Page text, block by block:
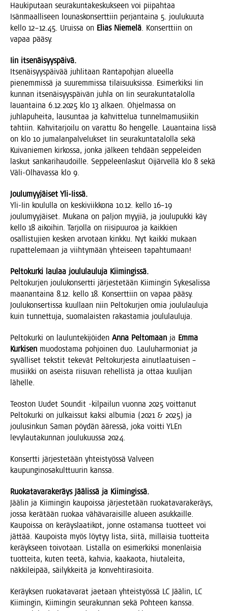
Hau­ki­pu­taan seu­ra­kun­ta­kes­kuk­seen voi pii­pah­taa
Isän­maal­li­seen lou­nas­kon­sert­tiin per­jan­tai­na 5. jou­lu­kuu­ta
kel­lo 12–12.45. Uruis­sa on Elias Nie­me­lä. Kon­sert­tiin on
vapaa pääsy.
Iin itse­näi­syys­päi­vä.
Itse­näi­syys­päi­vää juh­li­taan Ran­ta­poh­jan alu­eel­la
pie­nem­mis­sä ja suu­rem­mis­sa tilai­suuk­sis­sa. Esi­mer­kik­si Iin
kun­nan itse­näi­syys­päi­vän juh­la on Iin seu­ra­kun­ta­ta­lol­la
lau­an­tai­na 6.12.2025 klo 13 alkaen. Ohjel­mas­sa on
juh­la­pu­hei­ta, lausun­taa ja kah­vit­te­lua tun­nel­ma­musii­kin
tah­tiin. Kah­vi­tar­joi­lu on varat­tu 80 hen­gel­le. Lau­an­tai­na Iis­sä
on klo 10 juma­lan­pal­ve­luk­set Iin seu­ra­kun­ta­ta­lol­la sekä
Kui­va­nie­men kir­kos­sa, jon­ka jäl­keen teh­dään sep­pe­lei­den
las­kut san­ka­ri­hau­doil­le. Sep­pe­leen­las­kut Oijär­vel­lä klo 8 sekä
Väli-Olha­vas­sa klo 9.
Jou­lu­myy­jäi­set Yli-Iissä.
Yli-Iin kou­lul­la on kes­ki­viik­ko­na 10.12. kel­lo 16–19
jou­lu­myy­jäi­set. Muka­na on pal­jon myy­jiä, ja jou­lu­puk­ki käy
kel­lo 18 aikoi­hin. Tar­jol­la on rii­si­puu­roa ja kaik­kien
osal­lis­tu­jien kes­ken arvo­taan kink­ku. Nyt kaik­ki mukaan
rupat­te­le­maan ja viih­ty­mään yhtei­seen tapahtumaan!
Pel­to­kur­ki lau­laa jou­lu­lau­lu­ja Kiimingissä.
Pel­to­kur­jen jou­lu­kon­sert­ti jär­jes­te­tään Kii­min­gin Syke­sa­lis­sa
maa­nan­tai­na 8.12. kel­lo 18. Kon­sert­tiin on vapaa pää­sy.
Jou­lu­kon­ser­tis­sa kuul­laan niin Pel­to­kur­jen omia jou­lu­lau­lu­ja
kuin tun­net­tu­ja, suo­ma­lais­ten rakas­ta­mia joululauluja.
Pel­to­kur­ki on lau­lun­te­ki­jöi­den Anna Pel­to­maan ja Emma
Kur­ki­sen muo­dos­ta­ma poh­joi­nen duo. Lau­lu­har­mo­niat ja
syväl­li­set teks­tit teke­vät Pel­to­kur­jes­ta ainut­laa­tui­sen –
musiik­ki on aseis­ta rii­su­van rehel­lis­tä ja ottaa kuu­li­jan
lähelle.
Teos­ton Uudet Soun­dit ‑kil­pai­lun vuon­na 2025 voit­ta­nut
Pel­to­kur­ki on jul­kais­sut kak­si albu­mia (2021 & 2025) ja
jou­lusin­kun Saman pöy­dän ääres­sä, joka voit­ti YLEn
levy­lau­ta­kun­nan jou­lu­kuus­sa 2024.
Kon­sert­ti jär­jes­te­tään yhteis­työs­sä Val­veen
kau­pun­gin­osa­kult­tuu­rin kanssa.
Ruo­ka­ta­va­ra­ke­räys Jää­lis­sä ja Kiimingissä.
Jää­lin ja Kii­min­gin kau­pois­sa jär­jes­te­tään ruo­ka­ta­va­ra­ke­räys,
jos­sa kerä­tään ruo­kaa vähä­va­rai­sil­le alu­een asuk­kail­le.
Kau­pois­sa on keräys­laa­ti­kot, jon­ne osta­man­sa tuot­teet voi
jät­tää. Kau­pois­ta myös löy­tyy lis­ta, sii­tä, mil­lai­sia tuot­tei­ta
keräyk­seen toi­vo­taan. Lis­tal­la on esi­mer­kik­si monen­lai­sia
tuot­tei­ta, kuten tee­tä, kah­via, kaa­kao­ta, hiu­ta­lei­ta,
näk­ki­lei­pää, säi­lyk­kei­tä ja konvehtirasioita.
Keräyk­sen ruo­ka­ta­va­rat jae­taan yhteis­työs­sä LC Jää­lin, LC
Kii­min­gin, Kii­min­gin seu­ra­kun­nan sekä Poh­teen kans­sa.